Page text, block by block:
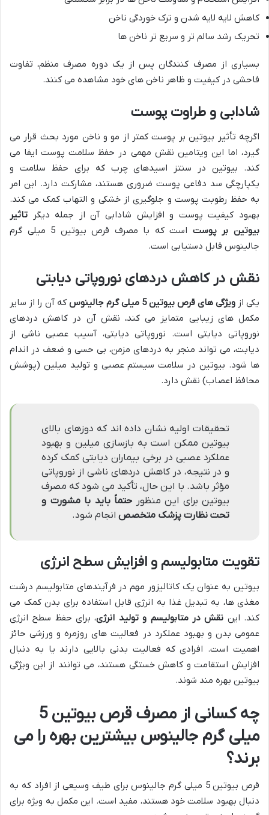
کاهش لایه لایه شدن و ترک خوردگی ناخن
تحریک رشد سالم تر و سریع تر ناخن ها
بسیاری از مصرف کنندگان پس از یک دوره مصرف منظم، تفاوت
فاحشی در کیفیت و ظاهر ناخن های خود مشاهده می کنند.
شادابی و طراوت پوست
اگرچه تأثیر بیوتین بر پوست کمتر از مو و ناخن مورد بحث قرار می
گیرد، اما این ویتامین نقش مهمی در حفظ سلامت پوست ایفا می
کند. بیوتین در سنتز اسیدهای چرب که برای حفظ سلامت و
یکپارچگی سد دفاعی پوست ضروری هستند، مشارکت دارد. این امر
به حفظ رطوبت پوست و جلوگیری از خشکی و التهاب کمک می کند.
بهبود کیفیت پوست و افزایش شادابی آن از جمله دیگر تاثیر
بیوتین بر پوست
است که با مصرف قرص بیوتین 5 میلی گرم
جالینوس قابل دستیابی است.
نقش در کاهش دردهای نوروپاتی دیابتی
یکی از ویژگی های قرص بیوتین 5 میلی گرم جالینوس
که آن را از سایر
مکمل های زیبایی متمایز می کند، نقش آن در کاهش دردهای
نوروپاتی دیابتی است. نوروپاتی دیابتی، آسیب عصبی ناشی از
دیابت، می تواند منجر به دردهای مزمن، بی حسی و ضعف در اندام
ها شود. بیوتین در سلامت سیستم عصبی و تولید میلین (پوشش
محافظ اعصاب) نقش دارد.
تحقیقات اولیه نشان داده اند که دوزهای بالای
بیوتین ممکن است به بازسازی میلین و بهبود
عملکرد عصبی در برخی بیماران دیابتی کمک کرده
و در نتیجه، در کاهش دردهای ناشی از نوروپاتی
مؤثر باشد. با این حال، تأکید می شود که مصرف
بیوتین برای این منظورحتماً باید با مشورت و
تحت نظارت پزشک متخصص انجام شود.
تقویت متابولیسم و افزایش سطح انرژی
بیوتین به عنوان یک کاتالیزور مهم در فرآیندهای متابولیسم درشت
مغذی ها، به تبدیل غذا به انرژی قابل استفاده برای بدن کمک می
کند. این نقش در متابولیسم و تولید انرژی، برای حفظ سطح انرژی
عمومی بدن و بهبود عملکرد در فعالیت های روزمره و ورزشی حائز
اهمیت است. افرادی که فعالیت بدنی بالایی دارند یا به دنبال
افزایش استقامت و کاهش خستگی هستند، می توانند از این ویژگی
بیوتین بهره مند شوند.
چه کسانی از مصرف قرص بیوتین 5
میلی گرم جالینوس بیشترین بهره را می
برند؟
قرص بیوتین 5 میلی گرم جالینوس برای طیف وسیعی از افراد که به
دنبال بهبود سلامت خود هستند، مفید است. این مکمل به ویژه برای